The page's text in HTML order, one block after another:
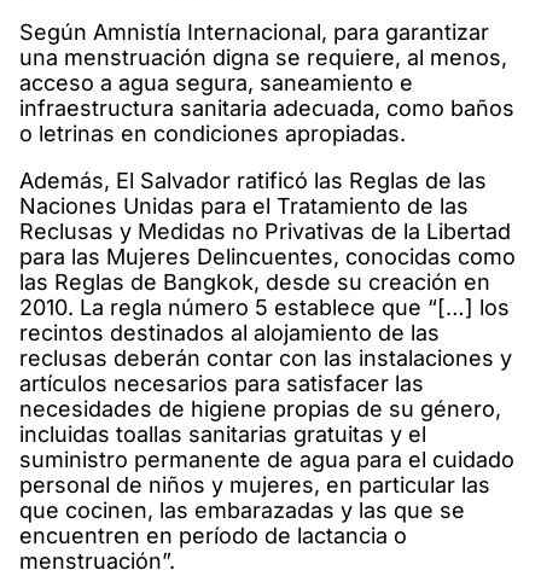
Según Amnistía Internacional, para garantizar
una menstruación digna se requiere, al menos,
acceso a agua segura, saneamiento e
infraestructura sanitaria adecuada, como baños
o letrinas en condiciones apropiadas.
Además, El Salvador ratificó las Reglas de las
Naciones Unidas para el Tratamiento de las
Reclusas y Medidas no Privativas de la Libertad
para las Mujeres Delincuentes, conocidas como
las Reglas de Bangkok, desde su creación en
2010. La regla número 5 establece que “[…] los
recintos destinados al alojamiento de las
reclusas deberán contar con las instalaciones y
artículos necesarios para satisfacer las
necesidades de higiene propias de su género,
incluidas toallas sanitarias gratuitas y el
suministro permanente de agua para el cuidado
personal de niños y mujeres, en particular las
que cocinen, las embarazadas y las que se
encuentren en período de lactancia o
menstruación”.